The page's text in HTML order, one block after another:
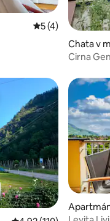
Priemerné
5 (4)
Chata v
Cirna